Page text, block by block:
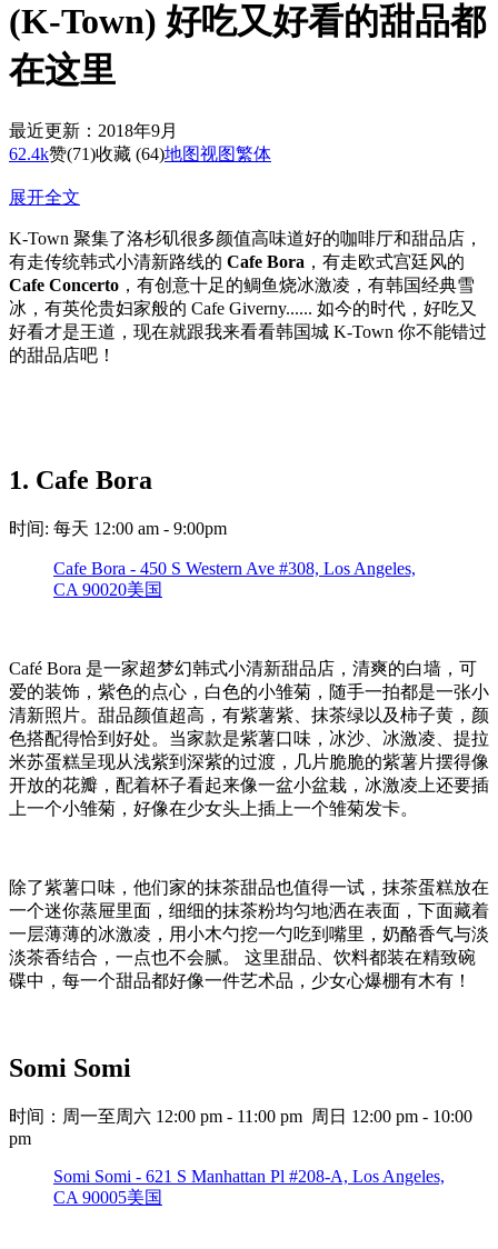
(K-Town) 好吃又好看的甜品都
在这里
最近更新：2018年9月
62.4k赞(71)收藏 (64)地图视图繁体
展开全文
K-Town 聚集了洛杉矶很多颜值高味道好的咖啡厅和甜品店，
有走传统韩式小清新路线的 Cafe Bora ，有走欧式宫廷风的
Cafe Concerto ，有创意十足的鲷鱼烧冰激凌，有韩国经典雪
冰，有英伦贵妇家般的 Cafe Giverny...... 如今的时代，好吃又
好看才是王道，现在就跟我来看看韩国城 K-Town 你不能错过
的甜品店吧！
1. Cafe Bora
时间: 每天 12:00 am - 9:00pm
Cafe Bora - 450 S Western Ave #308, Los Angeles,
CA 90020美国
Café Bora 是一家超梦幻韩式小清新甜品店，清爽的白墙，可
爱的装饰，紫色的点心，白色的小雏菊，随手一拍都是一张小
清新照片。甜品颜值超高，有紫薯紫、抹茶绿以及柿子黄，颜
色搭配得恰到好处。当家款是紫薯口味，冰沙、冰激凌、提拉
米苏蛋糕呈现从浅紫到深紫的过渡，几片脆脆的紫薯片摆得像
开放的花瓣，配着杯子看起来像一盆小盆栽，冰激凌上还要插
上一个小雏菊，好像在少女头上插上一个雏菊发卡。
除了紫薯口味，他们家的抹茶甜品也值得一试，抹茶蛋糕放在
一个迷你蒸屉里面，细细的抹茶粉均匀地洒在表面，下面藏着
一层薄薄的冰激凌，用小木勺挖一勺吃到嘴里，奶酪香气与淡
淡茶香结合，一点也不会腻。 这里甜品、饮料都装在精致碗
碟中，每一个甜品都好像一件艺术品，少女心爆棚有木有！
Somi Somi
时间：周一至周六 12:00 pm - 11:00 pm 周日 12:00 pm - 10:00
pm
Somi Somi - 621 S Manhattan Pl #208-A, Los Angeles,
CA 90005美国